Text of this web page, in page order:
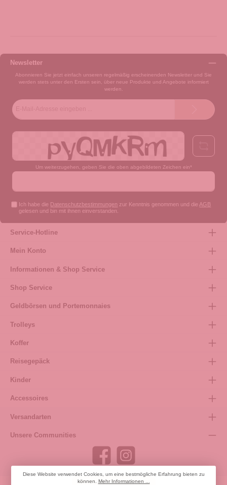
Newsletter
Abonnieren Sie jetzt einfach unseren regelmäßig erscheinenden Newsletter und Sie
werden stets unter den Ersten sein, über neue Produkte und Angebote informiert
werden.
Um weiterzugehen, geben Sie die oben abgebildeten Zeichen ein*
Ich habe die Datenschutzbestimmungen zur Kenntnis genommen und die AGB
gelesen und bin mit ihnen einverstanden.
Service-Hotline
Mein Konto
Informationen & Shop Service
Shop Service
Geldbörsen und Portemonnaies
Trolleys
Koffer
Reisegepäck
Kinder
Accessoires
Versandarten
Unsere Communities
Diese Website verwendet Cookies, um eine bestmögliche Erfahrung bieten zu
können. Mehr Informationen ...